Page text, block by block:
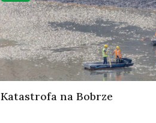
Katastrofa na Bobrze